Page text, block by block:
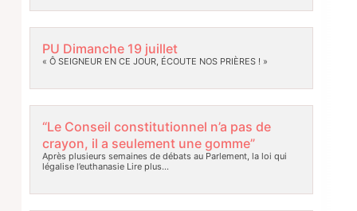
PU Dimanche 19 juillet
« Ô SEIGNEUR EN CE JOUR, ÉCOUTE NOS PRIÈRES ! »
“Le Conseil constitutionnel n’a pas de
crayon, il a seulement une gomme”
Après plusieurs semaines de débats au Parlement, la loi qui
légalise l’euthanasieLire plus…